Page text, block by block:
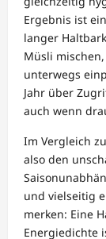
Ergebnis ist
langer
Müsli
unterwegs
Jahr über
auch wenn
Im Vergleich
also den
und vielseitig
merken: Eine
Energiedichte